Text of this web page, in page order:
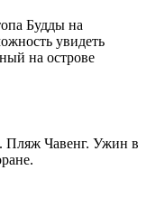
Будды на
увидеть
на острове
Пляж Чавенг. Ужин в